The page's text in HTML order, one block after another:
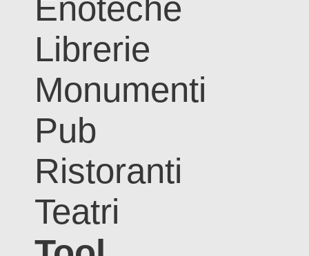
Enoteche
Librerie
Monumenti
Pub
Ristoranti
Teatri